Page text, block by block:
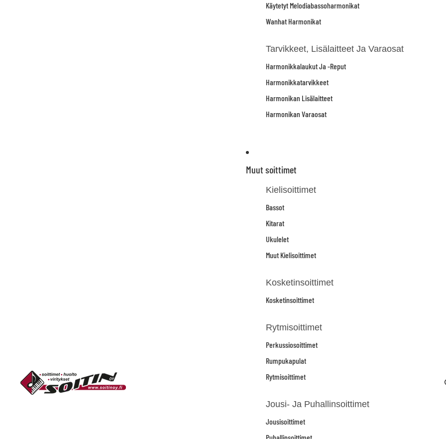
Käytetyt Melodiabassoharmonikat
Wanhat Harmonikat
Tarvikkeet, Lisälaitteet Ja Varaosat
Harmonikkalaukut Ja -reput
Harmonikkatarvikkeet
Harmonikan Lisälaitteet
Harmonikan Varaosat
Muut soittimet
Kielisoittimet
Bassot
Kitarat
Ukulelet
Muut Kielisoittimet
Kosketinsoittimet
Kosketinsoittimet
Rytmisoittimet
Perkussiosoittimet
Rumpukapulat
Rytmisoittimet
Jousi- Ja Puhallinsoittimet
Jousisoittimet